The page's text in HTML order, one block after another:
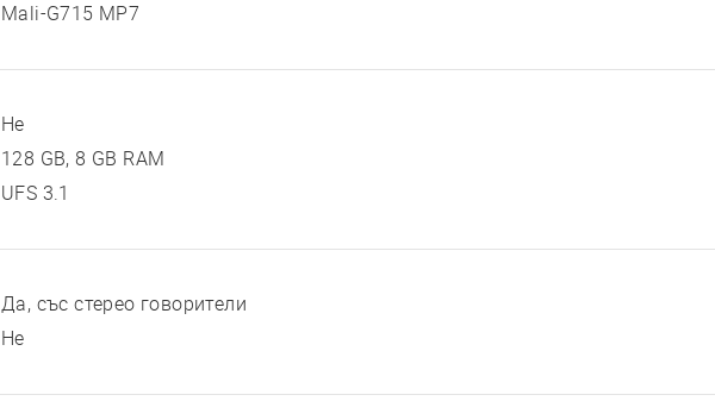
Mali-G715 MP7
Не
128 GB, 8 GB RAM
UFS 3.1
Да, със стерео говорители
Не